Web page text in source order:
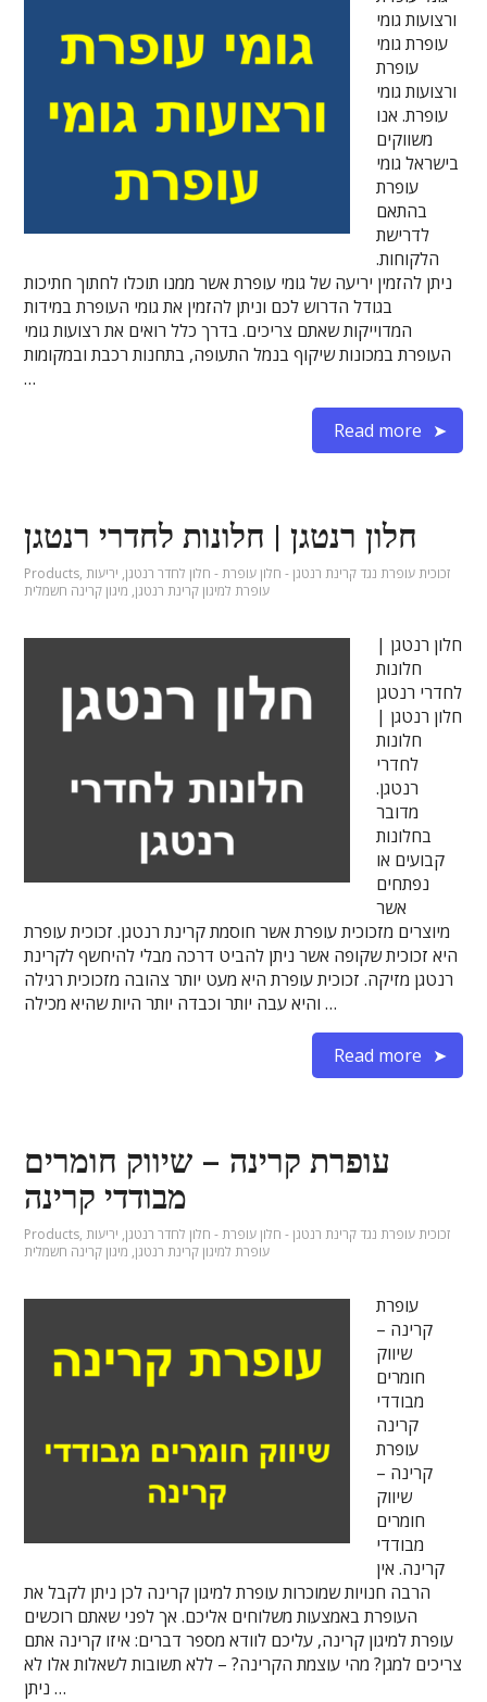
ורצועות גומי
עופרת גומי
עופרת
ורצועות גומי
עופרת. אנו
משווקים
בישראל גומי
עופרת
בהתאם
לדרישת
הלקוחות.
ניתן להזמין יריעה של גומי עופרת אשר ממנו תוכלו לחתוך חתיכות
בגודל הדרוש לכם וניתן להזמין את גומי העופרת במידות
המדוייקות שאתם צריכים. בדרך כלל רואים את רצועות גומי
העופרת במכונות שיקוף בנמל התעופה, בתחנות רכבת ובמקומות
…
Read more
חלון רנטגן | חלונות לחדרי רנטגן
Products, זכוכית עופרת נגד קרינת רנטגן - חלון עופרת - חלון לחדר רנטגן, יריעות
עופרת למיגון קרינת רנטגן, מיגון קרינה חשמלית
חלון רנטגן |
חלונות
לחדרי רנטגן
חלון רנטגן |
חלונות
לחדרי
רנטגן.
מדובר
בחלונות
קבועים או
נפתחים
אשר
מיוצרים מזכוכית עופרת אשר חוסמת קרינת רנטגן. זכוכית עופרת
היא זכוכית שקופה אשר ניתן להביט דרכה מבלי להיחשף לקרינת
רנטגן מזיקה. זכוכית עופרת היא מעט יותר צהובה מזכוכית רגילה
והיא עבה יותר וכבדה יותר היות שהיא מכילה …
Read more
עופרת קרינה – שיווק חומרים
מבודדי קרינה
Products, זכוכית עופרת נגד קרינת רנטגן - חלון עופרת - חלון לחדר רנטגן, יריעות
עופרת למיגון קרינת רנטגן, מיגון קרינה חשמלית
עופרת
קרינה –
שיווק
חומרים
מבודדי
קרינה
עופרת
קרינה –
שיווק
חומרים
מבודדי
קרינה. אין
הרבה חנויות שמוכרות עופרת למיגון קרינה לכן ניתן לקבל את
העופרת באמצעות משלוחים אליכם. אך לפני שאתם רוכשים
עופרת למיגון קרינה, עליכם לוודא מספר דברים: איזו קרינה אתם
צריכים למגן? מהי עוצמת הקרינה? – ללא תשובות לשאלות אלו לא
ניתן …